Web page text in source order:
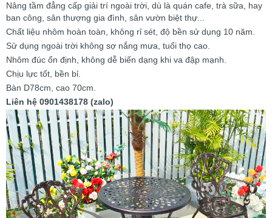
Nâng tầm đẳng cấp giải trí ngoài trời, dù là quán cafe, trà sữa, hay
ban công, sân thượng gia đình, sân vườn biệt thự...
Chất liệu nhôm hoàn toàn, không rỉ sét, độ bền sử dụng 10 năm.
Sử dụng ngoài trời không sợ nắng mưa, tuổi thọ cao.
Nhôm đúc ổn định, không dễ biến dạng khi va đập mạnh.
Chịu lực tốt, bền bỉ.
Bàn D78cm, cao 70cm.
Liên hệ 0901438178 (zalo)